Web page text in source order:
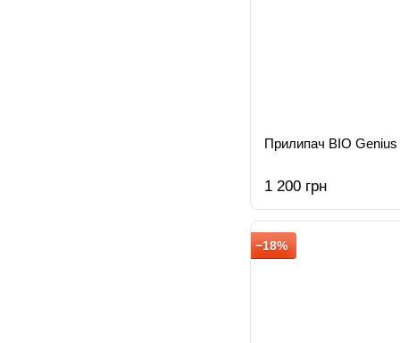
Прилипач BIO Genius
1 200 грн
−18%